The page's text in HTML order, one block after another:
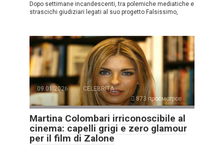
Dopo settimane incandescenti, tra polemiche mediatiche e
strascichi giudiziari legati al suo progetto Falsissimo,
09.01.2026
CELEBRITÀ
873 просмотров
Martina Colombari irriconoscibile al
cinema: capelli grigi e zero glamour
per il film di Zalone